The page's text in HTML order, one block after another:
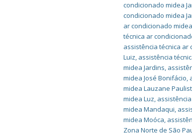
condicionado midea
condicionado midea
ar condicionado
técnica ar
assistência técnica ar
Luiz, assistência
midea Jardins,
midea José Bonifácio,
midea Lauzane
midea Luz,
midea Mandaqui,
midea Moóca,
Zona Norte de São